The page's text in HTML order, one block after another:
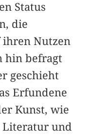
Status
die
Nutzen
hin befragt
geschieht
Erfundene
Kunst, wie
Literatur und